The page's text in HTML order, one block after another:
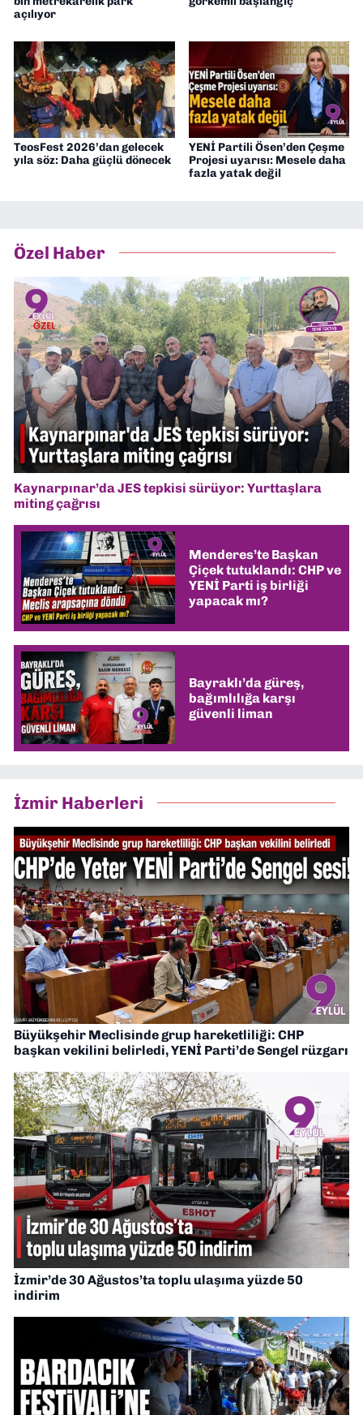
açılıyor
TeosFest 2026’dan gelecek
yıla söz: Daha güçlü dönecek
YENİ Partili Ösen’den Çeşme
Projesi uyarısı: Mesele daha
fazla yatak değil
Özel Haber
Kaynarpınar’da JES tepkisi sürüyor: Yurttaşlara
miting çağrısı
Menderes’te Başkan
Çiçek tutuklandı: CHP ve
YENİ Parti iş birliği
yapacak mı?
Bayraklı’da güreş,
bağımlılığa karşı
güvenli liman
İzmir Haberleri
Büyükşehir Meclisinde grup hareketliliği: CHP
başkan vekilini belirledi, YENİ Parti’de Sengel rüzgarı
İzmir’de 30 Ağustos’ta toplu ulaşıma yüzde 50
indirim